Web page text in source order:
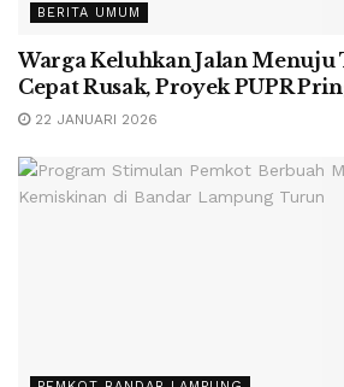
BERITA UMUM
Warga Keluhkan Jalan Menuju
Cepat Rusak, Proyek PUPR
22 JANUARI 2026